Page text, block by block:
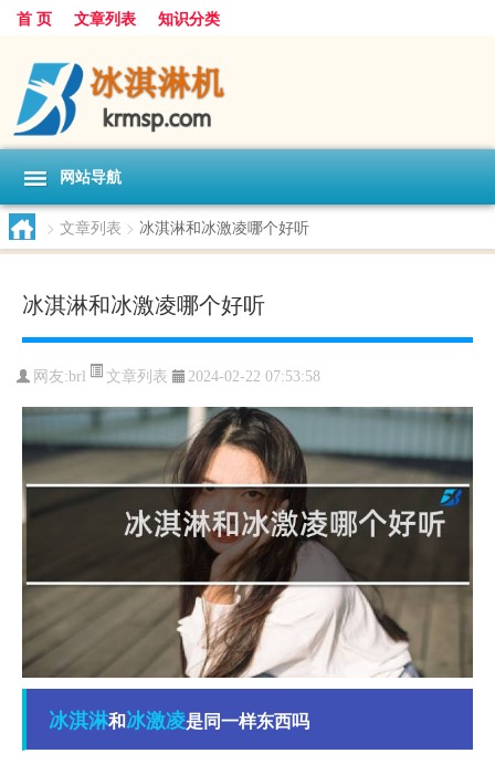
首 页 文章列表 知识分类
网站导航
> 文章列表 > 冰淇淋和冰激凌哪个好听
冰淇淋和冰激凌哪个好听
网友:brl 文章列表 2024-02-22 07:53:58
冰淇淋和冰激凌是同一样东西吗